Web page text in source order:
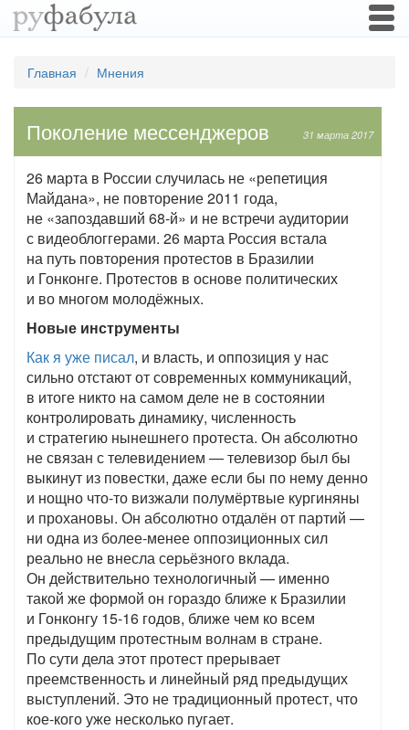
Главная Мнения
31 марта 2017
Поколение мессенджеров
26 марта в России случилась не «репетиция
Майдана», не повторение 2011 года,
не «запоздавший 68-й» и не встречи аудитории
с видеоблоггерами. 26 марта Россия встала
на путь повторения протестов в Бразилии
и Гонконге. Протестов в основе политических
и во многом молодёжных.
Новые инструменты
Как я уже писал, и власть, и оппозиция у нас
сильно отстают от современных коммуникаций,
в итоге никто на самом деле не в состоянии
контролировать динамику, численность
и стратегию нынешнего протеста. Он абсолютно
не связан с телевидением — телевизор был бы
выкинут из повестки, даже если бы по нему денно
и нощно что-то визжали полумёртвые кургиняны
и прохановы. Он абсолютно отдалён от партий —
ни одна из более-менее оппозиционных сил
реально не внесла серьёзного вклада.
Он действительно технологичный — именно
такой же формой он гораздо ближе к Бразилии
и Гонконгу 15-16 годов, ближе чем ко всем
предыдущим протестным волнам в стране.
По сути дела этот протест прерывает
преемственность и линейный ряд предыдущих
выступлений. Это не традиционный протест, что
кое-кого уже несколько пугает.